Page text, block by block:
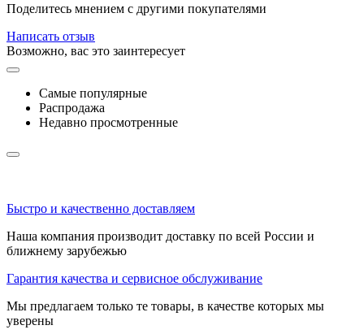
Поделитесь мнением с другими покупателями
Написать отзыв
Возможно, вас это заинтересует
Самые популярные
Распродажа
Недавно просмотренные
Быстро и качественно доставляем
Наша компания производит доставку по всей России и
ближнему зарубежью
Гарантия качества и сервисное обслуживание
Мы предлагаем только те товары, в качестве которых мы
уверены